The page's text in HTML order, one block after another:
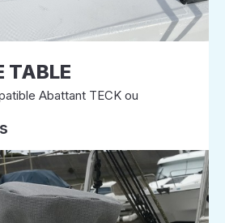
TABLE
Abattant TECK ou